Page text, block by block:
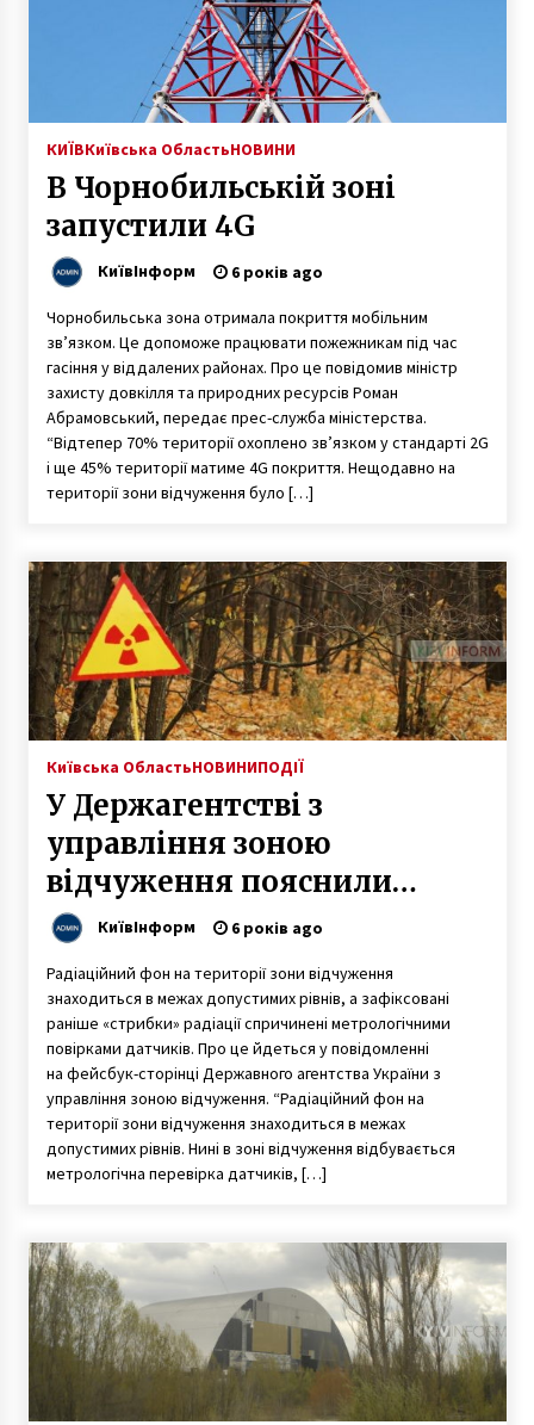
КИЇВКиївська ОбластьНОВИНИ
В Чорнобильській зоні
запустили 4G
КиївІнформ 6 років ago
Чорнобильська зона отримала покриття мобільним
зв’язком. Це допоможе працювати пожежникам під час
гасіння у віддалених районах. Про це повідомив міністр
захисту довкілля та природних ресурсів Роман
Абрамовський, передає прес-служба міністерства.
“Відтепер 70% території охоплено зв’язком у стандарті 2G
і ще 45% території матиме 4G покриття. Нещодавно на
території зони відчуження було […]
Київська ОбластьНОВИНИПОДІЇ
У Держагентстві з
управління зоною
відчуження пояснили
«стрибки» радіації на
Київщині
КиївІнформ 6 років ago
Радіаційний фон на території зони відчуження
знаходиться в межах допустимих рівнів, а зафіксовані
раніше «стрибки» радіації спричинені метрологічними
повірками датчиків. Про це йдеться у повідомленні
на фейсбук-сторінці Державного агентства України з
управління зоною відчуження. “Радіаційний фон на
території зони відчуження знаходиться в межах
допустимих рівнів. Нині в зоні відчуження відбувається
метрологічна перевірка датчиків, […]